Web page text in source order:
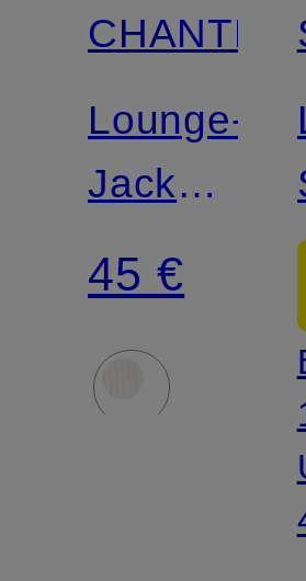
Mix &
Lounge-
Jacke
LOVIE
45 €